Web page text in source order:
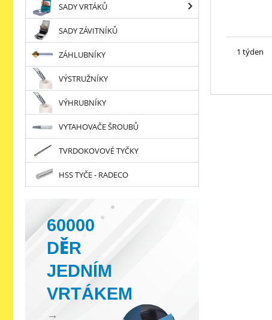
1 týden
SADY VRTÁKŮ
SADY ZÁVITNÍKŮ
ZÁHLUBNÍKY
VÝSTRUŽNÍKY
VÝHRUBNÍKY
VYTAHOVAČE ŠROUBŮ
TVRDOKOVOVÉ TYČKY
HSS TYČE - RADECO
60000
DĚR
JEDNÍM
VRTÁKEM
→